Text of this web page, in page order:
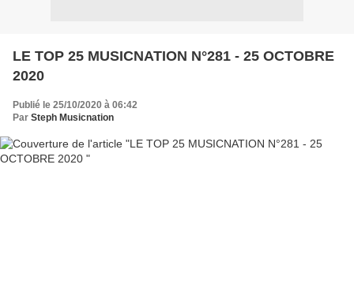
LE TOP 25 MUSICNATION N°281 - 25 OCTOBRE
2020
Publié le 25/10/2020 à 06:42
Par Steph Musicnation